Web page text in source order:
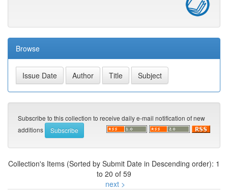
Browse
Subscribe to this collection to receive daily e-mail notification of new
additions
Collection's Items (Sorted by Submit Date in Descending order): 1
to 20 of 59
next >